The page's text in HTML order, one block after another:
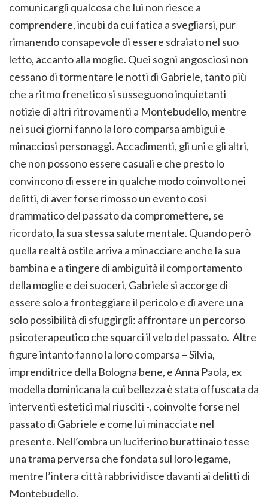
comunicargli qualcosa che lui non riesce a
comprendere, incubi da cui fatica a svegliarsi, pur
rimanendo consapevole di essere sdraiato nel suo
letto, accanto alla moglie. Quei sogni angosciosi non
cessano di tormentare le notti di Gabriele, tanto più
che a ritmo frenetico si susseguono inquietanti
notizie di altri ritrovamenti a Montebudello, mentre
nei suoi giorni fanno la loro comparsa ambigui e
minacciosi personaggi. Accadimenti, gli uni e gli altri,
che non possono essere casuali e che presto lo
convincono di essere in qualche modo coinvolto nei
delitti, di aver forse rimosso un evento così
drammatico del passato da compromettere, se
ricordato, la sua stessa salute mentale. Quando però
quella realtà ostile arriva a minacciare anche la sua
bambina e a tingere di ambiguità il comportamento
della moglie e dei suoceri, Gabriele si accorge di
essere solo a fronteggiare il pericolo e di avere una
solo possibilità di sfuggirgli: affrontare un percorso
psicoterapeutico che squarci il velo del passato. Altre
figure intanto fanno la loro comparsa – Silvia,
imprenditrice della Bologna bene, e Anna Paola, ex
modella dominicana la cui bellezza è stata offuscata da
interventi estetici mal riusciti -, coinvolte forse nel
passato di Gabriele e come lui minacciate nel
presente. Nell’ombra un luciferino burattinaio tesse
una trama perversa che fondata sul loro legame,
mentre l’intera città rabbrividisce davanti ai delitti di
Montebudello.